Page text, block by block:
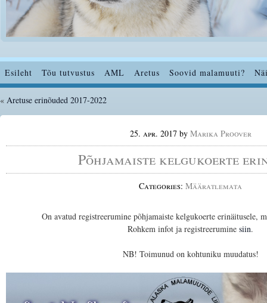
Esileht Tõu tutvustus AML Aretus Soovid malamuuti?
« Aretuse erinõuded 2017-2022
25. apr. 2017 by Marika Proover
Põhjamaiste kelgukoerte
Categories:Määratlemata
On avatud registreerumine põhjamaiste kelgukoerte erinäitusele,
Rohkem infot ja registreeruminesiin.
NB! Toimunud on kohtuniku muudatus!